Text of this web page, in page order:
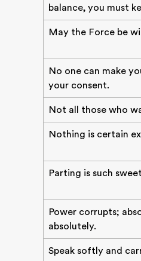
balance, you must
May the Force be
No one can make
your consent.
Not all those who
Nothing is certain
Parting is such
Power corrupts;
absolutely.
Speak softly and